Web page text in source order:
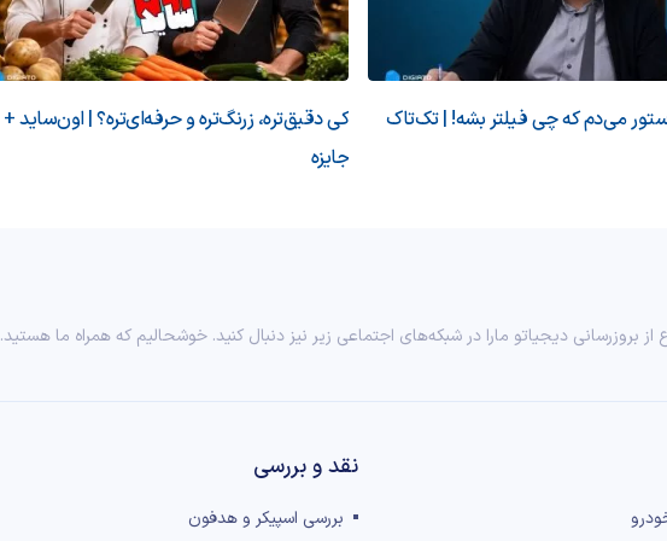
می‌دم که چی فیلتر بشه! | تک‌تاک
کی دقیق‌تره، زرنگ‌تره و حرفه‌ای‌تره؟ | اون‌ساید +
جایزه
بروزرسانی دیجیاتو مارا در شبکه‌های اجتماعی زیر نیز دنبال کنید. خوشحالیم که همراه ما هستید.
نقد و بررسی‌
بررسی اسپیکر و هدفون